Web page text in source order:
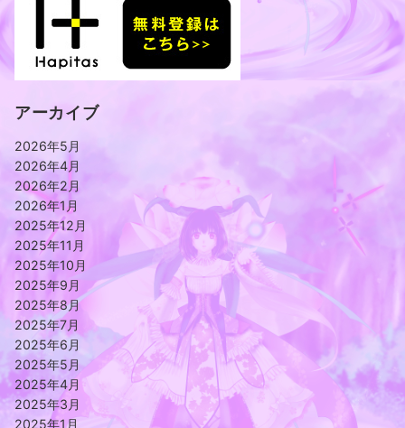
アーカイブ
2026年5月
2026年4月
2026年2月
2026年1月
2025年12月
2025年11月
2025年10月
2025年9月
2025年8月
2025年7月
2025年6月
2025年5月
2025年4月
2025年3月
2025年1月